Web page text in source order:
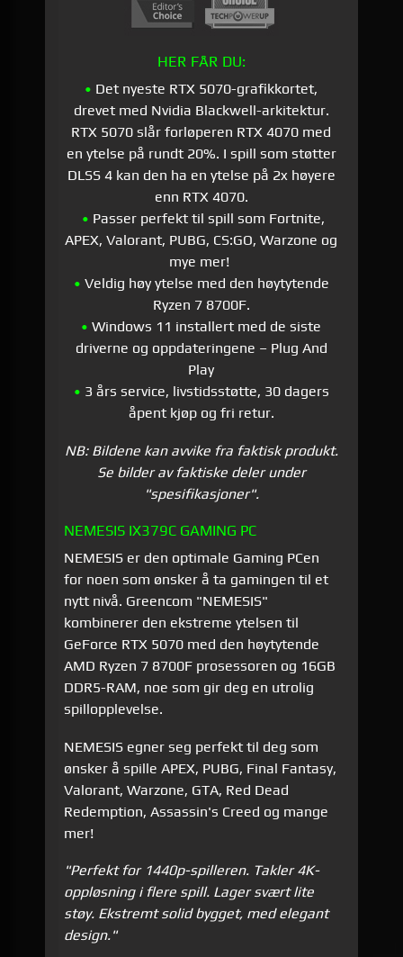
HER FÅR DU:
• Det nyeste RTX 5070-grafikkortet,
drevet med Nvidia Blackwell-arkitektur.
RTX 5070 slår forløperen RTX 4070 med
en ytelse på rundt 20%. I spill som støtter
DLSS 4 kan den ha en ytelse på 2x høyere
enn RTX 4070.
• Passer perfekt til spill som Fortnite,
APEX, Valorant, PUBG, CS:GO, Warzone og
mye mer!
• Veldig høy ytelse med den høytytende
Ryzen 7 8700F.
• Windows 11 installert med de siste
driverne og oppdateringene – Plug And
Play
• 3 års service, livstidsstøtte, 30 dagers
åpent kjøp og fri retur.
NB: Bildene kan avvike fra faktisk produkt.
Se bilder av faktiske deler under
"spesifikasjoner".
NEMESIS IX379C GAMING PC
NEMESIS er den optimale Gaming PCen
for noen som ønsker å ta gamingen til et
nytt nivå. Greencom "NEMESIS"
kombinerer den ekstreme ytelsen til
GeForce RTX 5070 med den høytytende
AMD Ryzen 7 8700F prosessoren og 16GB
DDR5-RAM, noe som gir deg en utrolig
spillopplevelse.
NEMESIS egner seg perfekt til deg som
ønsker å spille APEX, PUBG, Final Fantasy,
Valorant, Warzone, GTA, Red Dead
Redemption, Assassin's Creed og mange
mer!
"Perfekt for 1440p-spilleren. Takler 4K-
oppløsning i flere spill. Lager svært lite
støy. Ekstremt solid bygget, med elegant
design."